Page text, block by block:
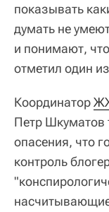
показывать
думать не
и понимают,
отметил один
Координатор
Петр Шкуматов
опасения, что
контроль